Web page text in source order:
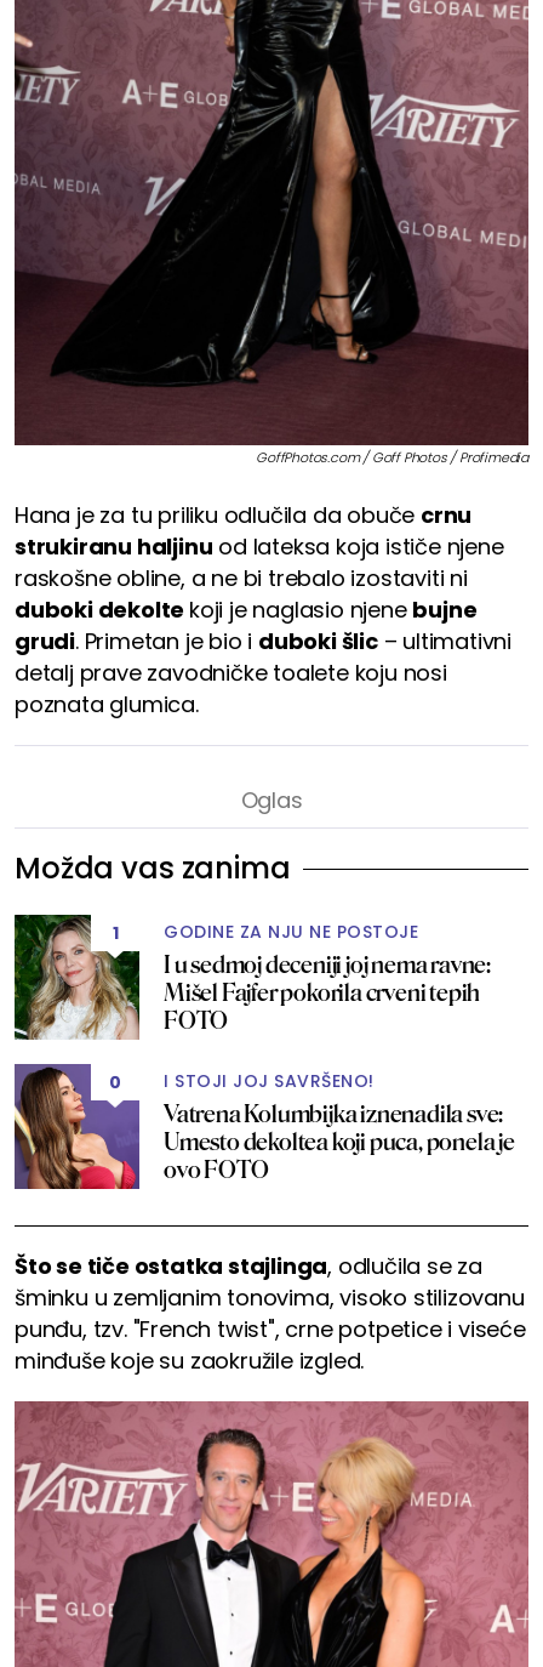
GoffPhotos.com / Goff Photos / Profimedia
Hana je za tu priliku odlučila da obuče crnu
strukiranu haljinu od lateksa koja ističe njene
raskošne obline, a ne bi trebalo izostaviti ni
duboki dekolte koji je naglasio njene bujne
grudi. Primetan je bio i duboki šlic– ultimativni
detalj prave zavodničke toalete koju nosi
poznata glumica.
Možda vas zanima
1 GODINE ZA NJU NE POSTOJE
I u sedmoj deceniji joj nema ravne:
Mišel Fajfer pokorila crveni tepih
FOTO
0 I STOJI JOJ SAVRŠENO!
Vatrena Kolumbijka iznenadila sve:
Umesto dekoltea koji puca, ponela je
ovo FOTO
Što se tiče ostatka stajlinga, odlučila se za
šminku u zemljanim tonovima, visoko stilizovanu
punđu, tzv. "French twist", crne potpetice i viseće
minđuše koje su zaokružile izgled.